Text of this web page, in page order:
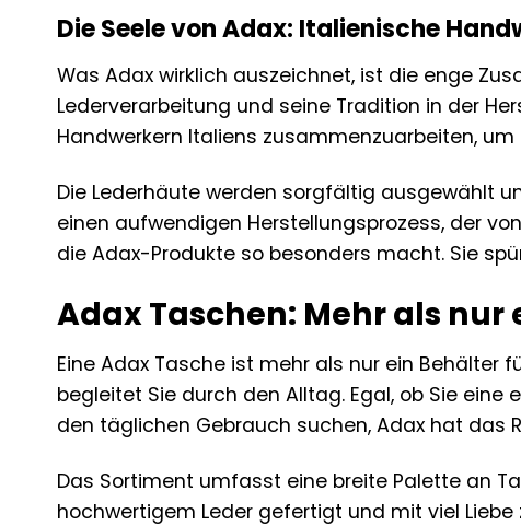
Die Seele von Adax: Italienische
Was Adax wirklich auszeichnet, ist die enge
Lederverarbeitung und seine Tradition in der
Handwerkern Italiens zusammenzuarbeiten,
Die Lederhäute werden sorgfältig ausgewählt
einen aufwendigen Herstellungsprozess, der
die Adax-Produkte so besonders macht. Sie
Adax Taschen: Mehr als nur
Eine Adax Tasche ist mehr als nur ein Behälter
begleitet Sie durch den Alltag. Egal, ob Sie
den täglichen Gebrauch suchen, Adax hat das
Das Sortiment umfasst eine breite Palette an
hochwertigem Leder gefertigt und mit viel